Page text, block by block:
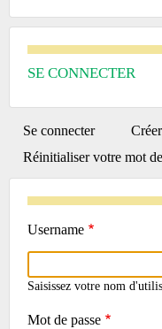
SE CONNECTER
PRIMARY
TABS
Se connecter(onglet
actif)
Réinitialiser votre mot
Username
Saisissez votre nom
Mot de passe